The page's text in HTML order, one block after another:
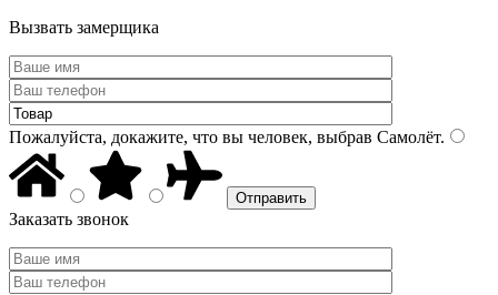
Вызвать замерщика
Пожалуйста, докажите, что вы человек, выбрав Самолёт.
Заказать звонок